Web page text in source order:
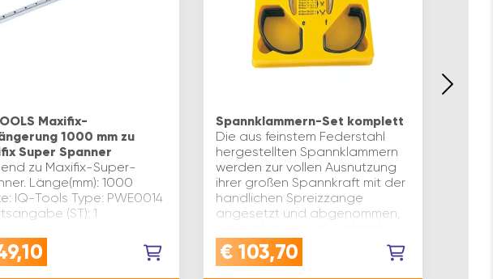
Maxifix-
1000 mm zu
Super Spanner
zu Maxifix-Super-
Länge(mm): 1000
IQ-Tools Type: PWE0014
(ST): 1
Spannklammern-Set komplett
Die aus feinstem Federstahl
hergestellten Spannklammern
werden zur vollen Ausnutzung
ihrer großen Spannkraft mit der
handlichen Spreizzange
angesetzt und abgenommen,
stark…
€ 103,70